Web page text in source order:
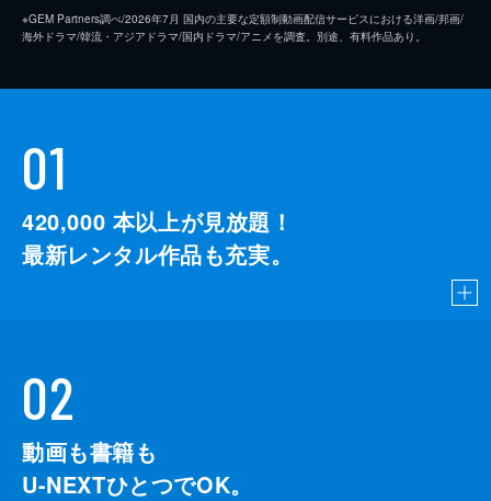
※GEM Partners調べ/2026年7⽉ 国内の主要な定額制動画配信サービスにおける洋画/邦画/
海外ドラマ/韓流・アジアドラマ/国内ドラマ/アニメを調査。別途、有料作品あり。
01
420,000 本以上が見放題！
最新レンタル作品も充実。
02
動画も書籍も
U-NEXTひとつでOK。